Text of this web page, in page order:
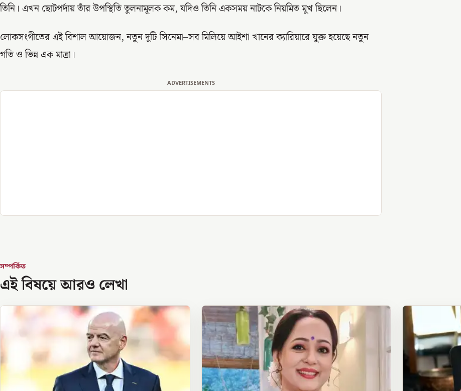
তিনি। এখন ছোটপর্দায় তাঁর উপস্থিতি তুলনামূলক কম, যদিও তিনি একসময় নাটকে নিয়মিত মুখ ছিলেন।
লোকসংগীতের এই বিশাল আয়োজন, নতুন দুটি সিনেমা–সব মিলিয়ে আইশা খানের ক্যারিয়ারে যুক্ত হয়েছে নতুন
গতি ও ভিন্ন এক মাত্রা।
ADVERTISEMENTS
সম্পর্কিত
এই বিষয়ে আরও লেখা